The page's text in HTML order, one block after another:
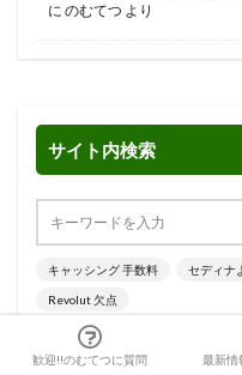
に のむてつ より
サイト内検索
キャッシング 手数料 セディナ
Revolut 欠点
歓迎!!のむてつに質問 最新情